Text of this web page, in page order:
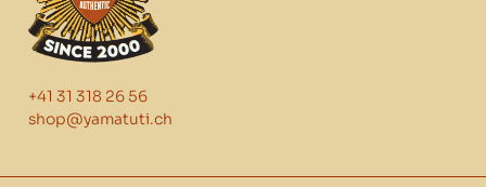
+41 31 318 26 56
shop@yamatuti.ch